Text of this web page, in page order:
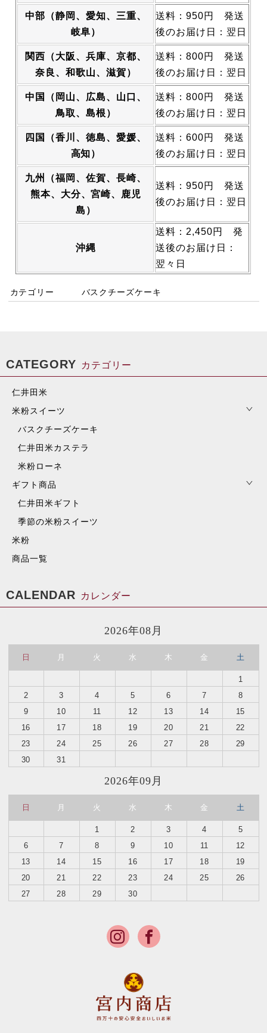
中部 （静岡、愛知、三重、
岐阜）
送料：950円
発送
後のお届け日： 翌日
関西 （大阪、兵庫、京都、
奈良、和歌山、滋賀）
送料：800円
発送
後のお届け日： 翌日
中国
（岡山、広島、山口、
鳥取、島根）
送料：800円
発送
後のお届け日： 翌日
四国
（香川、徳島、愛媛、
高知）
送料：600円
発送
後のお届け日： 翌日
九州
（福岡、佐賀、長崎、
熊本、大分、宮崎、鹿児
島）
送料：950円
発送
後のお届け日： 翌日
沖縄
送料： 2,450円
発
送後のお届け日：
翌々日
カテゴリー バスクチーズケーキ
CATEGORY カテゴリー
仁井田米
米粉スイーツ
バスクチーズケーキ
仁井田米カステラ
米粉ローネ
ギフト商品
仁井田米ギフト
季節の米粉スイーツ
米粉
商品一覧
CALENDAR カレンダー
2026年08月
日 月 火 水 木 金 土
1
2
3 4 5 6 7
8
9
10 11 12 13 14
15
16
17 18 19 20 21
22
23
24 25 26 27 28
29
30
31
2026年09月
日 月 火 水 木 金 土
1 2 3 4
5
6
7 8 9 10 11
12
13
14 15 16 17 18
19
20
21 22 23 24 25
26
27
28 29 30